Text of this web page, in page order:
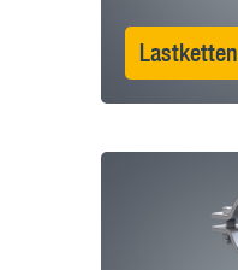
Lastketten